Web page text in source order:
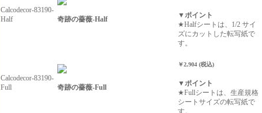
Calcodecor-83190-
Half
奇跡の薔薇-Half
▼ポイント
★Halfシートは、1/2 サイ
ズにカットした転写紙で
す。
Calcodecor-83190-
Full
奇跡の薔薇-Full
￥2,904 (税込)
▼ポイント
★Fullシートは、生産規格
シートサイズの転写紙で